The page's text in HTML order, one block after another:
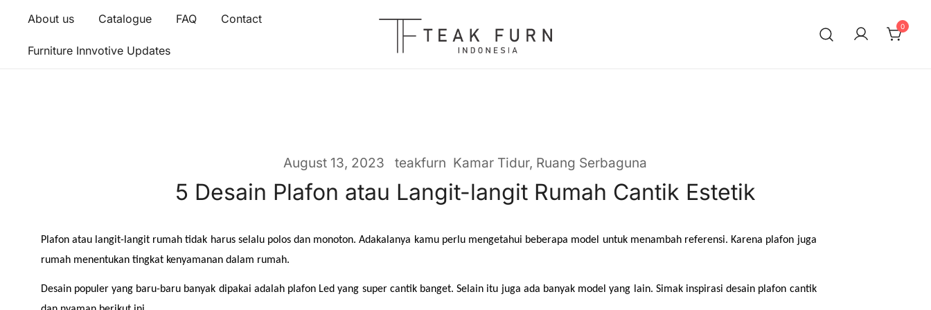
About us Catalogue FAQ Contact
Furniture Innvotive Updates
0
August 13, 2023 teakfurn Kamar Tidur, Ruang Serbaguna
5 Desain Plafon atau Langit-langit Rumah Cantik Estetik
Plafon atau langit-langit rumah tidak harus selalu polos dan monoton. Adakalanya kamu perlu mengetahui beberapa model untuk menambah referensi. Karena plafon juga
rumah menentukan tingkat kenyamanan dalam rumah.
Desain populer yang baru-baru banyak dipakai adalah plafon Led yang super cantik banget. Selain itu juga ada banyak model yang lain. Simak inspirasi desain plafon cantik